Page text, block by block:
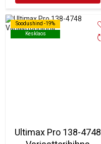
Soodushind -19%
Kesklaos
Soodushind -19%
Kesklaos
Ultimax Pro 138-4748